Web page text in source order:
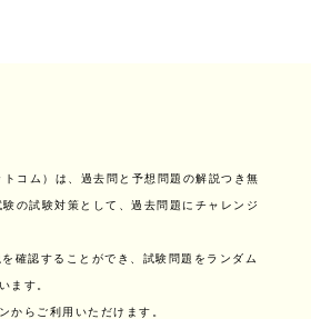
コム）は、過去問と予想問題の解説つき無
験の試験対策として、過去問題にチャレンジ
確認することができ、試験問題をランダム
ます。
からご利用いただけます。